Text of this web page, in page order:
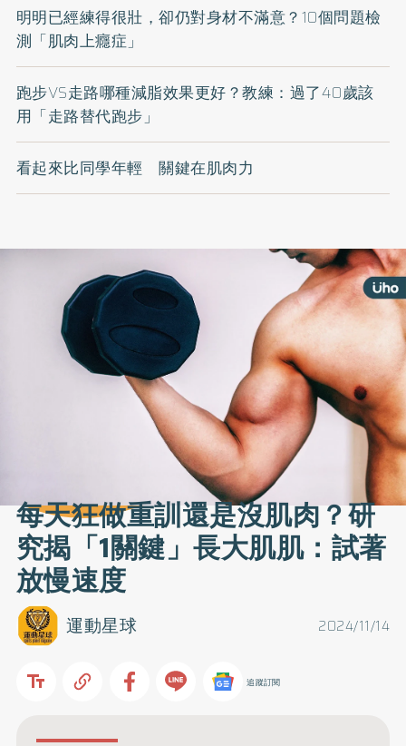
明明已經練得很壯，卻仍對身材不滿意？10個問題檢
測「肌肉上癮症」
跑步VS走路哪種減脂效果更好？教練：過了40歲該
用「走路替代跑步」
看起來比同學年輕 關鍵在肌肉力
每天狂做重訓還是沒肌肉？研
究揭「1關鍵」長大肌肌：試著
放慢速度
2024/11/14
運動星球
追蹤訂閱